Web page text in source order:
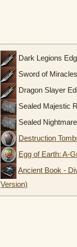
Dark Legions
Sword of
Dragon Slayer
Sealed Majestic
Sealed
Destruction
Egg of Earth: A-
Ancient Book -
Version)